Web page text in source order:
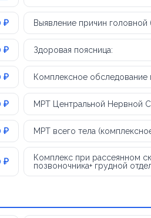
₽ Выявление причин головной
₽ Здоровая поясница:
₽ Комплексное обследование
₽ МРТ Центральной Нервной
₽ МРТ всего тела
₽
Комплекс при рассеянном
позвоночника+ грудной